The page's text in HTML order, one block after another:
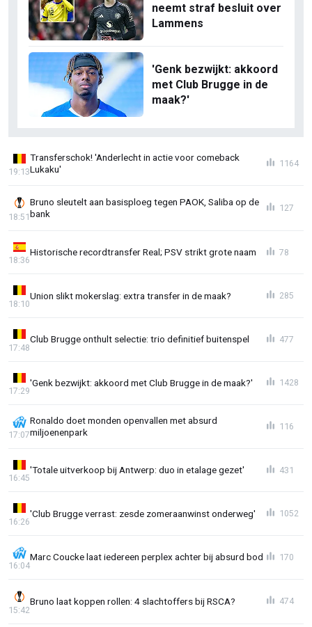
neemt straf besluit over
Lammens
'Genk bezwijkt: akkoord
met Club Brugge in de
maak?'
Transferschok! 'Anderlecht in actie voor comeback
Lukaku'
19:13
1164
Bruno sleutelt aan basisploeg tegen PAOK, Saliba op de
bank
18:51
127
Historische recordtransfer Real; PSV strikt grote naam
18:36
78
Union slikt mokerslag: extra transfer in de maak?
18:10
285
Club Brugge onthult selectie: trio definitief buitenspel
17:48
477
'Genk bezwijkt: akkoord met Club Brugge in de maak?'
17:29
1428
Ronaldo doet monden openvallen met absurd
miljoenenpark
17:07
116
'Totale uitverkoop bij Antwerp: duo in etalage gezet'
16:45
431
'Club Brugge verrast: zesde zomeraanwinst onderweg'
16:26
1052
Marc Coucke laat iedereen perplex achter bij absurd bod
16:04
170
Bruno laat koppen rollen: 4 slachtoffers bij RSCA?
15:42
474